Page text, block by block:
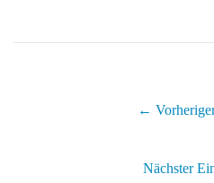
←
Nächster